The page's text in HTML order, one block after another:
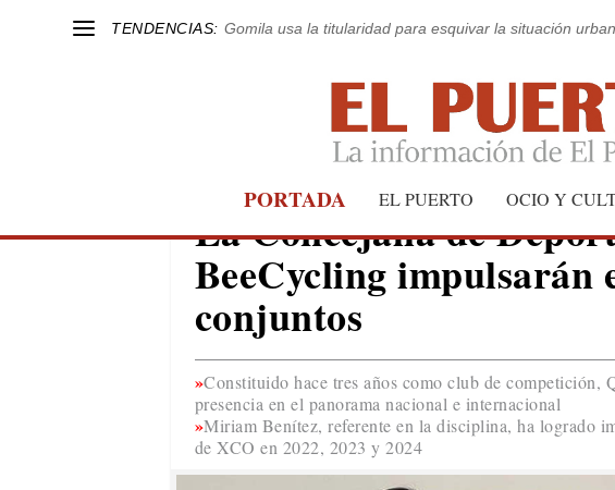
TENDENCIAS: Gomila usa la titularidad para esquivar la situación
PORTADA EL PUERTO OCIO Y
EL PUERTO
La Concejalía de
BeeCycling impulsarán
conjuntos
Constituido hace tres años como club de competición,
presencia en el panorama nacional e internacional
Miriam Benítez, referente en la disciplina, ha logrado
de XCO en 2022, 2023 y 2024